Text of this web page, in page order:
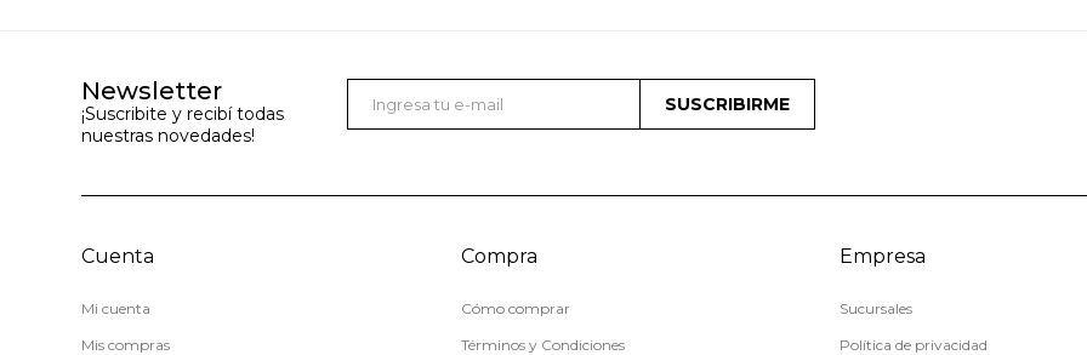
Newsletter
¡Suscribite y recibí todas
nuestras novedades!
SUSCRIBIRME
Cuenta
Mi cuenta
Mis compras
Compra
Cómo comprar
Términos y Condiciones
Empresa
Sucursales
Política de privacidad